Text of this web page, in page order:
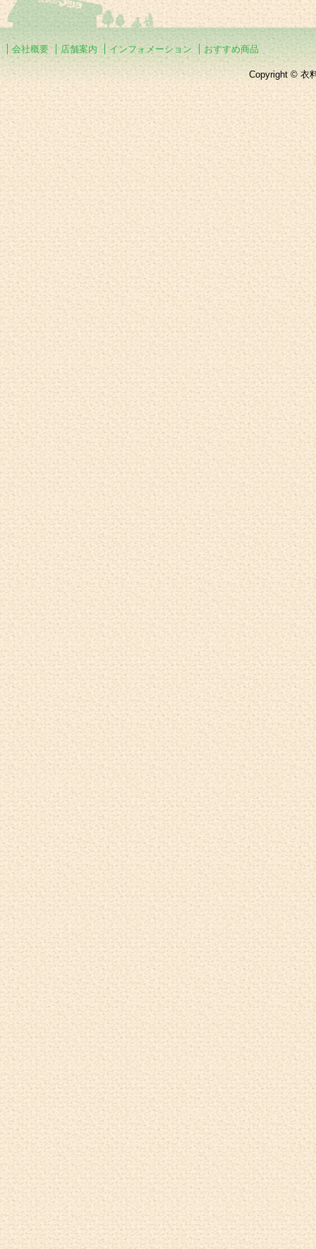
会社概要 店舗案内 インフォメーション おすすめ商品
Copyright © 衣